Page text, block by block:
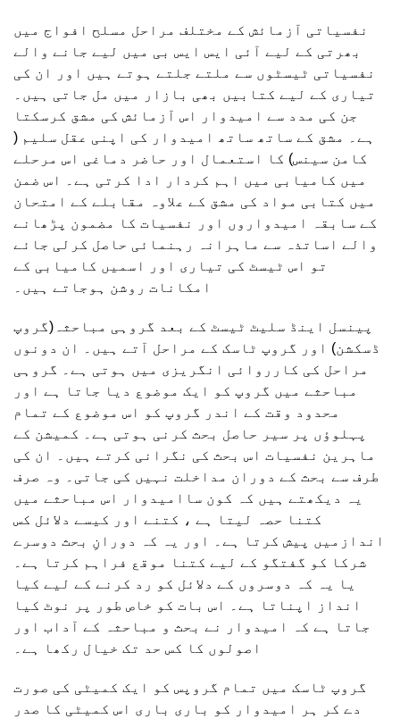
نفسیاتی آزمائش کے مختلف مراحل مسلح افواج میں
بھرتی کے لیے آئی ایس ایس بی میں لیے جانے والے
نفسیاتی ٹیسٹوں سے ملتے جلتے ہوتے ہیں اور ان کی
تیاری کے لیے کتابیں بھی بازار میں مل جاتی ہیں۔
جن کی مدد سے امیدوار اس آزمائش کی مشق کرسکتا
ہے۔ مشق کے ساتھ ساتھ امیدوار کی اپنی عقل سلیم (
کامن سینس) کا استعمال اور حاضر دماغی اس مرحلے
میں کامیابی میں اہم کردار ادا کرتی ہے۔ اس ضمن
میں کتابی مواد کی مشق کے علاوہ مقابلے کے امتحان
کے سابقہ امیدواروں اور نفسیات کا مضمون پڑھانے
والے اساتذہ سے ماہرانہ رہنمائی حاصل کرلی جائے
تو اس ٹیسٹ کی تیاری اور اسمیں کامیابی کے
امکانات روشن ہوجاتے ہیں۔
پینسل اینڈ سلیٹ ٹیسٹ کے بعد گروہی مباحثہ(گروپ
ڈسکشن) اور گروپ ٹاسک کے مراحل آتے ہیں۔ ان دونوں
مراحل کی کارروائی انگریزی میں ہوتی ہے۔ گروہی
مباحثے میں گروپ کو ایک موضوع دیا جاتا ہے اور
محدود وقت کے اندر گروپ کو اس موضوع کے تمام
پہلوؤں پر سیر حاصل بحث کرنی ہوتی ہے۔ کمیشن کے
ماہرین نفسیات اس بحث کی نگرانی کرتے ہیں۔ ان کی
طرف سے بحث کے دوران مداخلت نہیں کی جاتی۔ وہ صرف
یہ دیکھتے ہیں کہ کون ساامیدوار اس مباحثے میں
کتنا حصہ لیتا ہے ، کتنے اور کیسے دلائل کس
اندازمیں پیش کرتا ہے۔ اور یہ کہ دورانِ بحث دوسرے
شرکا کو گفتگو کے لیے کتنا موقع فراہم کرتا ہے۔
یا یہ کہ دوسروں کے دلائل کو رد کرنے کے لیے کیا
انداز اپناتا ہے۔ اس بات کو خاص طور پر نوٹ کیا
جاتا ہے کہ امیدوار نے بحث و مباحثہ کے آداب اور
اصولوں کا کس حد تک خیال رکھا ہے۔
گروپ ٹاسک میں تمام گروپس کو ایک کمیٹی کی صورت
دے کر ہر امیدوار کو باری باری اس کمیٹی کا صدر